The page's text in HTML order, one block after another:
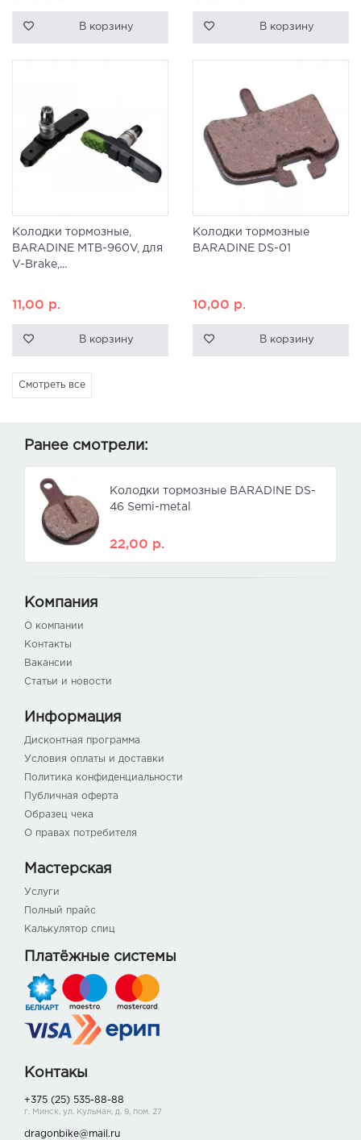
В корзину В корзину
Колодки тормозные,
BARADINE MTB-960V, для
V-Brake,...
11,00 р.
В корзину
Колодки тормозные
BARADINE DS-01
10,00 р.
В корзину
Смотреть все
Ранее смотрели:
Колодки тормозные BARADINE DS-
46 Semi-metal
22,00 р.
Компания
О компании
Контакты
Вакансии
Статьи и новости
Информация
Дисконтная программа
Условия оплаты и доставки
Политика конфиденциальности
Публичная оферта
Образец чека
О правах потребителя
Мастерская
Услуги
Полный прайс
Калькулятор спиц
Платёжные системы
Контакы
+375 (25) 535-88-88
г. Минск, ул. Кульман, д. 9, пом. 27
dragonbike@mail.ru